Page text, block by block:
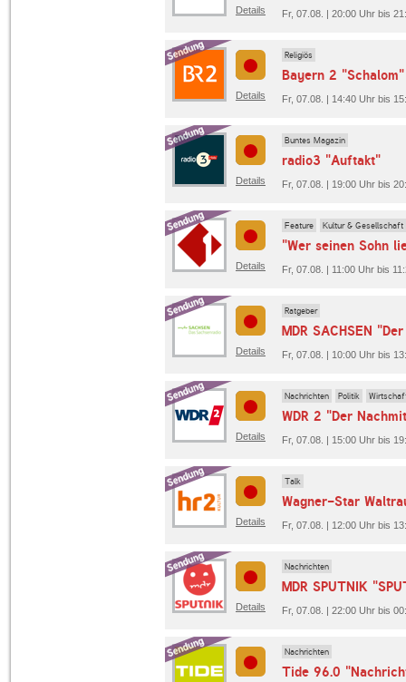
Details Fr, 07.08. | 20:00 Uhr bis
Details
Religiös
Bayern 2 "Schalom"
Fr, 07.08. | 14:40 Uhr bis
Details
Buntes Magazin
radio3 "Auftakt"
Fr, 07.08. | 19:00 Uhr bis
Details
Feature Kultur & Gesellschaft
"Wer seinen Sohn
Fr, 07.08. | 11:00 Uhr bis
Details
Ratgeber
Fr, 07.08. | 10:00 Uhr bis
Details
Nachrichten Politik
WDR 2 "Der
Fr, 07.08. | 15:00 Uhr bis
Details
Talk
Wagner-Star
Fr, 07.08. | 12:00 Uhr bis
Details
Nachrichten
MDR SPUTNIK
Fr, 07.08. | 22:00 Uhr bis
Nachrichten
Tide 96.0